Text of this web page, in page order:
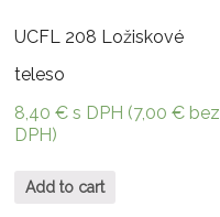
UCFL 208 Ložiskové
teleso
8,40€ s DPH (7,00€ bez
DPH)
Add to cart